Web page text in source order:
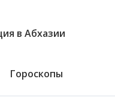
в Абхазии
Гороскопы